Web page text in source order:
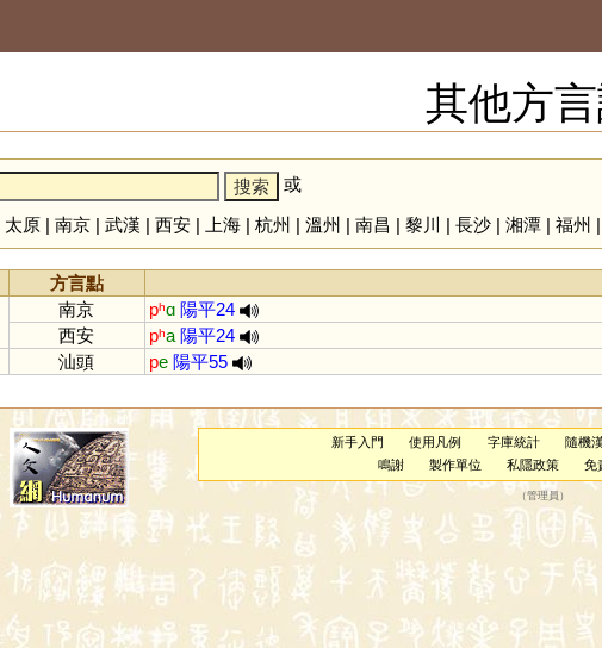
其他方
或
太原| 南京| 武漢 | 西安| 上海| 杭州 | 溫州 | 南昌 | 黎川 | 長沙| 湘潭| 福州 |
方言點
南京 pʰɑ 陽平24
西安
pʰa 陽平24
汕頭 pe 陽平55
新手入門 使用凡例 字庫統計 隨機
鳴謝
製作單位 私隱政策 免
（管理員 ）